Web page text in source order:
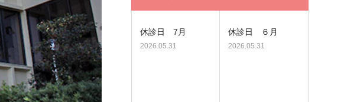
休診日 7月
2026.05.31
休診日 ６月
2026.05.31